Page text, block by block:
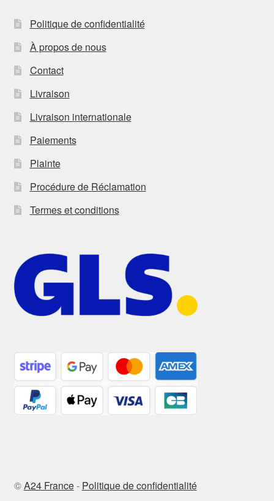
Politique de confidentialité
À propos de nous
Contact
Livraison
Livraison internationale
Paiements
Plainte
Procédure de Réclamation
Termes et conditions
©A24 France- Politique de confidentialité